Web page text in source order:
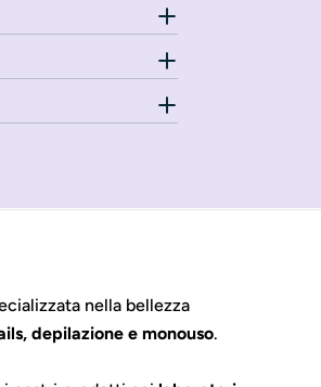
nella bellezza
depilazione e monouso.